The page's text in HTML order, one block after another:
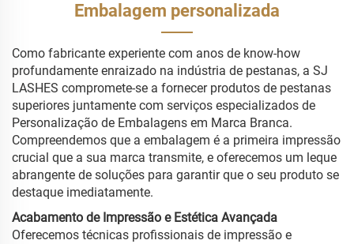
Embalagem personalizada
Como fabricante experiente com anos de know-how
profundamente enraizado na indústria de pestanas, a SJ
LASHES compromete-se a fornecer produtos de pestanas
superiores juntamente com serviços especializados de
Personalização de Embalagens em Marca Branca.
Compreendemos que a embalagem é a primeira impressão
crucial que a sua marca transmite, e oferecemos um leque
abrangente de soluções para garantir que o seu produto se
destaque imediatamente.
Acabamento de Impressão e Estética Avançada
Oferecemos técnicas profissionais de impressão e